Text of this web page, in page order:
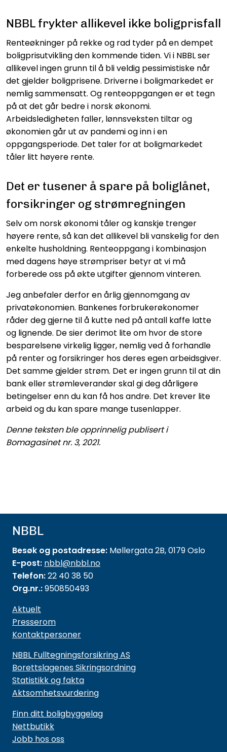
NBBL frykter allikevel ikke boligprisfall
Renteøkninger på rekke og rad tyder på en dempet
boligprisutvikling den kommende tiden. Vi i NBBL ser
allikevel ingen grunn til å bli veldig pessimistiske når
det gjelder boligprisene. Driverne i boligmarkedet er
nemlig sammensatt. Og renteoppgangen er et tegn
på at det går bedre i norsk økonomi.
Arbeidsledigheten faller, lønnsveksten tiltar og
økonomien går ut av pandemi og inn i en
oppgangsperiode. Det taler for at boligmarkedet
tåler litt høyere rente.
Det er tusener å spare på boliglånet,
forsikringer og strømregningen
Selv om norsk økonomi tåler og kanskje trenger
høyere rente, så kan det allikevel bli vanskelig for den
enkelte husholdning. Renteoppgang i kombinasjon
med dagens høye strømpriser betyr at vi må
forberede oss på økte utgifter gjennom vinteren.
Jeg anbefaler derfor en årlig gjennomgang av
privatøkonomien. Bankenes forbrukerøkonomer
råder deg gjerne til å kutte ned på antall kaffe latte
og lignende. De sier derimot lite om hvor de store
besparelsene virkelig ligger, nemlig ved å forhandle
på renter og forsikringer hos deres egen arbeidsgiver.
Det samme gjelder strøm. Det er ingen grunn til at din
bank eller strømleverandør skal gi deg dårligere
betingelser enn du kan få hos andre. Det krever lite
arbeid og du kan spare mange tusenlapper.
Denne teksten ble opprinnelig publisert i
Bomagasinet nr. 3, 2021.
NBBL
Besøk og postadresse: Møllergata 2B, 0179 Oslo
E-post: nbbl@nbbl.no
Telefon:22 40 38 50
Org.nr.:950850493
Aktuelt
Presserom
Kontaktpersoner
NBBL Fulltegningsforsikring AS
Borettslagenes Sikringsordning
Statistikk og fakta
Aktsomhetsvurdering
Finn ditt boligbyggelag
Nettbutikk
Jobb hos oss